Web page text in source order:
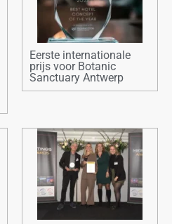
Eerste internationale
prijs voor Botanic
Sanctuary Antwerp